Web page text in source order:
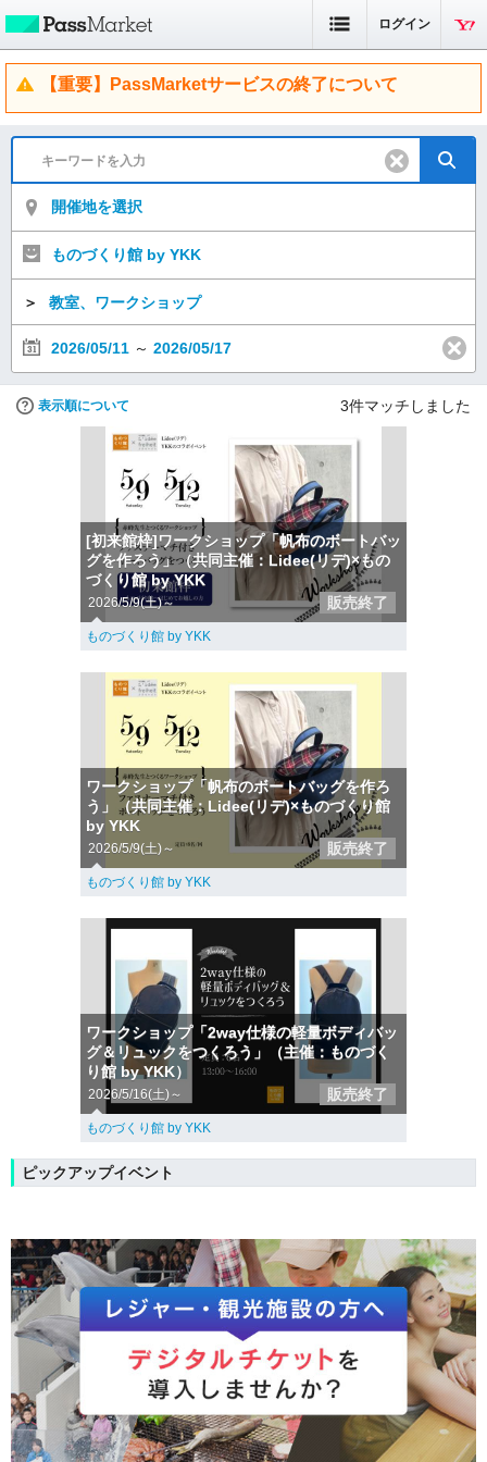
ログイン
【重要】PassMarketサービスの終了について
開催地を選択
ものづくり館 by YKK
＞ 教室、ワークショップ
2026/05/11 ～ 2026/05/17
表示順について 3件マッチしました
[初来館枠]ワークショップ「帆布のボートバッ
グを作ろう」（共同主催：Lidee(リデ)×もの
づくり館 by YKK
2026/5/9(土)～ 販売終了
ものづくり館 by YKK
ワークショップ「帆布のボートバッグを作ろ
う」（共同主催：Lidee(リデ)×ものづくり館
by YKK
2026/5/9(土)～ 販売終了
ものづくり館 by YKK
ワークショップ「2way仕様の軽量ボディバッ
グ＆リュックをつくろう」（主催：ものづく
り館 by YKK）
2026/5/16(土)～ 販売終了
ものづくり館 by YKK
ピックアップイベント